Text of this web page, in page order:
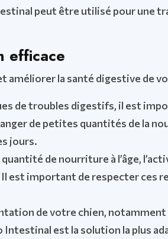
peut être utilisé pour une
efficace
la santé digestive de
de troubles digestifs, il est
de petites quantités de la
jours.
de nourriture à l’âge,
est important de respecter ces
de votre chien,
est la solution la plus